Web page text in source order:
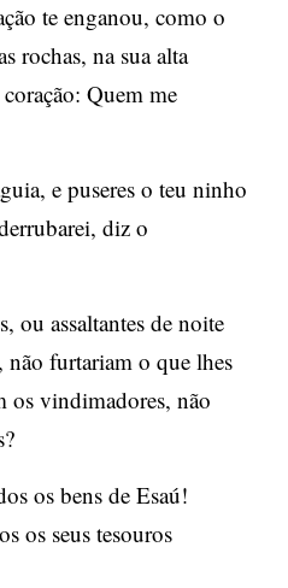
te enganou, como o
rochas, na sua alta
Quem me
e puseres o teu ninho
diz o
ou assaltantes de noite
não furtariam o que lhes
os vindimadores, não
os bens de Esaú!
os seus tesouros